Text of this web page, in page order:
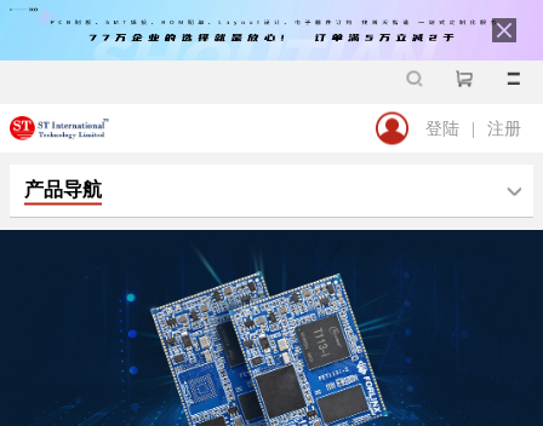
登陆 | 注册
产品导航